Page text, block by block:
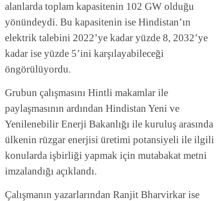
alanlarda toplam kapasitenin 102 GW olduğu
yönündeydi. Bu kapasitenin ise Hindistan’ın
elektrik talebini 2022’ye kadar yüzde 8, 2032’ye
kadar ise yüzde 5’ini karşılayabileceği
öngörülüyordu.
Grubun çalışmasını Hintli makamlar ile
paylaşmasının ardından Hindistan Yeni ve
Yenilenebilir Enerji Bakanlığı ile kuruluş arasında
ülkenin rüzgar enerjisi üretimi potansiyeli ile ilgili
konularda işbirliği yapmak için mutabakat metni
imzalandığı açıklandı.
Çalışmanın yazarlarından Ranjit Bharvirkar ise